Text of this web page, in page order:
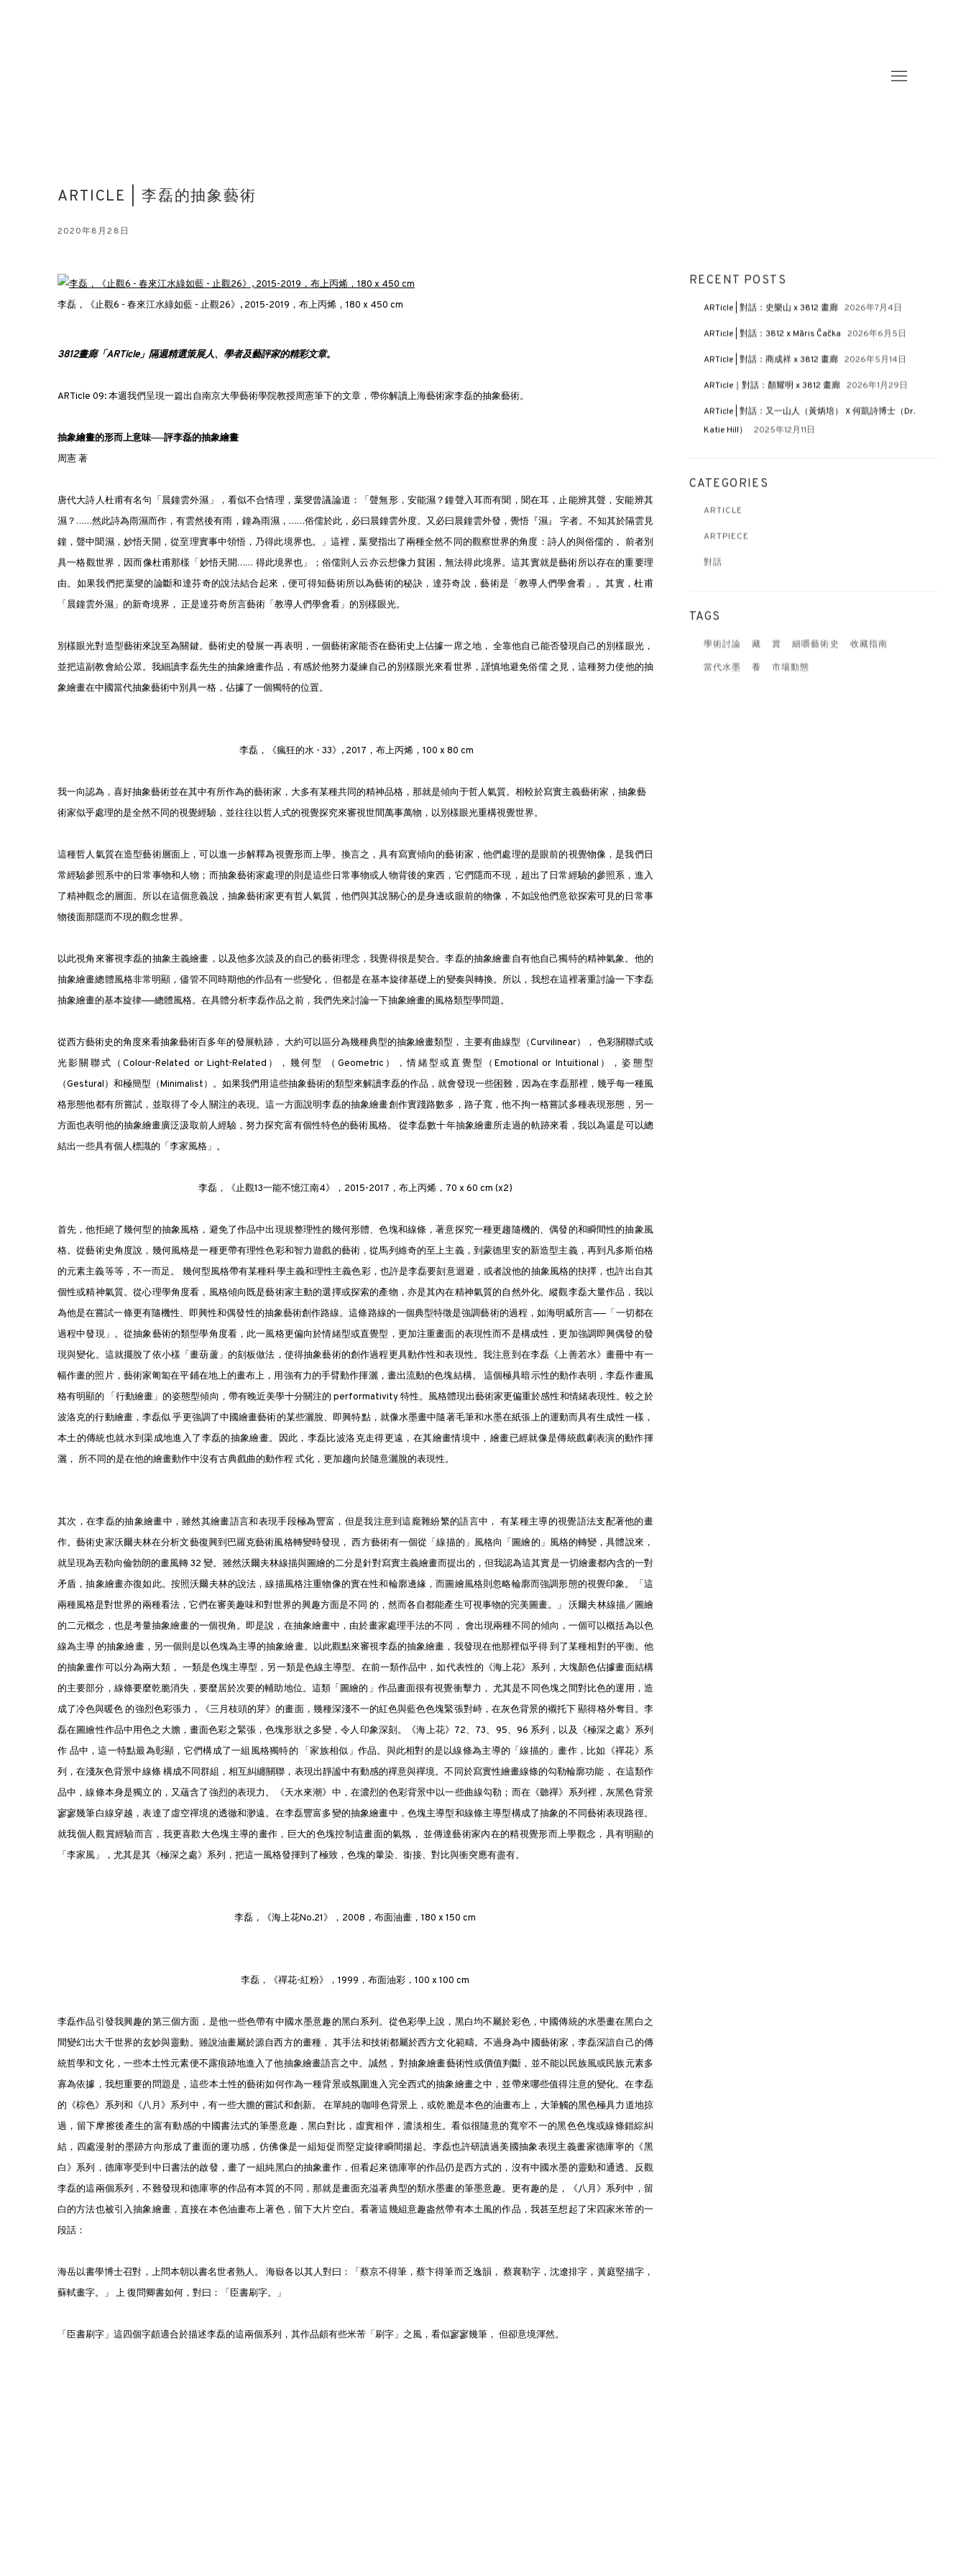
ARTICLE | 李磊的抽象藝術
2020年8月28日
李磊，《止觀6 - 春來江水綠如藍 - 止觀26》, 2015-2019，布上丙烯，180 x 450 cm
3812畫廊「ARTicle」隔週精選策展人、學者及藝評家的精彩文章。
ARTicle 09: 本週我們呈現一篇出自南京大學藝術學院教授周憲筆下的文章，帶你解讀上海藝術家李磊的抽象藝術。
抽象繪畫的形而上意味──評李磊的抽象繪畫
周憲 著
唐代大詩人杜甫有名句「晨鐘雲外濕」，看似不合情理，葉燮曾議論道：「聲無形，安能濕？鐘聲入耳而有聞，聞在耳，止能辨其聲，安能辨其
濕？……然此詩為雨濕而作，有雲然後有雨，鐘為雨濕，……俗儒於此，必曰晨鐘雲外度。又必曰晨鐘雲外發，覺悟『濕』 字者。不知其於隔雲見
鐘，聲中聞濕，妙悟天開，從至理實事中領悟，乃得此境界也。」這裡，葉燮指出了兩種全然不同的觀察世界的角度：詩人的與俗儒的， 前者別
具一格觀世界，因而像杜甫那樣「妙悟天開…… 得此境界也」；俗儒則人云亦云想像力貧困，無法得此境界。這其實就是藝術所以存在的重要理
由。如果我們把葉燮的論斷和達芬奇的說法結合起來，便可得知藝術所以為藝術的秘訣，達芬奇說，藝術是「教導人們學會看」。其實，杜甫
「晨鐘雲外濕」的新奇境界， 正是達芬奇所言藝術「教導人們學會看」的別樣眼光。
別樣眼光對造型藝術來說至為關鍵。藝術史的發展一再表明，一個藝術家能否在藝術史上佔據一席之地， 全靠他自己能否發現自己的別樣眼光，
並把這副教會給公眾。我細讀李磊先生的抽象繪畫作品，有感於他努力凝練自己的別樣眼光來看世界，謹慎地避免俗儒 之見，這種努力使他的抽
象繪畫在中國當代抽象藝術中別具一格，佔據了一個獨特的位置。
李磊，《瘋狂的水 - 33》, 2017，布上丙烯，100 x 80 cm
我一向認為，喜好抽象藝術並在其中有所作為的藝術家，大多有某種共同的精神品格，那就是傾向于哲人氣質。相較於寫實主義藝術家，抽象藝
術家似乎處理的是全然不同的視覺經驗，並往往以哲人式的視覺探究來審視世間萬事萬物，以別樣眼光重構視覺世界。
這種哲人氣質在造型藝術層面上，可以進一步解釋為視覺形而上學。換言之，具有寫實傾向的藝術家，他們處理的是眼前的視覺物像，是我們日
常經驗參照系中的日常事物和人物；而抽象藝術家處理的則是這些日常事物或人物背後的東西，它們隱而不現，超出了日常經驗的參照系，進入
了精神觀念的層面。所以在這個意義說，抽象藝術家更有哲人氣質，他們與其說關心的是身邊或眼前的物像，不如說他們意欲探索可見的日常事
物後面那隱而不現的觀念世界。
以此視角來審視李磊的抽象主義繪畫，以及他多次談及的自己的藝術理念，我覺得很是契合。李磊的抽象繪畫自有他自己獨特的精神氣象。他的
抽象繪畫總體風格非常明顯，儘管不同時期他的作品有一些變化， 但都是在基本旋律基礎上的變奏與轉換。所以，我想在這裡著重討論一下李磊
抽象繪畫的基本旋律──總體風格。在具體分析李磊作品之前，我們先來討論一下抽象繪畫的風格類型學問題。
從西方藝術史的角度來看抽象藝術百多年的發展軌跡， 大約可以區分為幾種典型的抽象繪畫類型， 主要有曲線型（Curvilinear）， 色彩關聯式或
光影關聯式（Colour-Related or Light-Related），幾何型 （Geometric），情緒型或直覺型（Emotional or Intuitional），姿態型
（Gestural）和極簡型（Minimalist）。如果我們用這些抽象藝術的類型來解讀李磊的作品，就會發現一些困難，因為在李磊那裡，幾乎每一種風
格形態他都有所嘗試，並取得了令人關注的表現。這一方面說明李磊的抽象繪畫創作實踐路數多，路子寬，他不拘一格嘗試多種表現形態，另一
方面也表明他的抽象繪畫廣泛汲取前人經驗，努力探究富有個性特色的藝術風格。 從李磊數十年抽象繪畫所走過的軌跡來看，我以為還是可以總
結出一些具有個人標識的「李家風格」。
李磊，《止觀13一能不憶江南4》，2015-2017，布上丙烯，70 x 60 cm (x2)
首先，他拒絕了幾何型的抽象風格，避免了作品中出現規整理性的幾何形體、色塊和線條，著意探究一種更趨隨機的、偶發的和瞬間性的抽象風
格。從藝術史角度說，幾何風格是一種更帶有理性色彩和智力遊戲的藝術，從馬列維奇的至上主義，到蒙德里安的新造型主義，再到凡多斯伯格
的元素主義等等，不一而足。 幾何型風格帶有某種科學主義和理性主義色彩，也許是李磊要刻意迴避，或者說他的抽象風格的抉擇，也許出自其
個性或精神氣質。從心理學角度看，風格傾向既是藝術家主動的選擇或探索的產物，亦是其內在精神氣質的自然外化。縱觀李磊大量作品，我以
為他是在嘗試一條更有隨機性、即興性和偶發性的抽象藝術創作路線。這條路線的一個典型特徵是強調藝術的過程，如海明威所言──「一切都在
過程中發現」。從抽象藝術的類型學角度看，此一風格更偏向於情緒型或直覺型，更加注重畫面的表現性而不是構成性，更加強調即興偶發的發
現與變化。這就擺脫了依小樣「畫葫蘆」的刻板做法，使得抽象藝術的創作過程更具動作性和表現性。我注意到在李磊《上善若水》畫冊中有一
幅作畫的照片，藝術家匍匐在平鋪在地上的畫布上，用強有力的手臂動作揮灑，畫出流動的色塊結構。 這個極具暗示性的動作表明，李磊作畫風
格有明顯的 「行動繪畫」的姿態型傾向，帶有晚近美學十分關注的 performativity 特性。風格體現出藝術家更偏重於感性和情緒表現性。較之於
波洛克的行動繪畫，李磊似 乎更強調了中國繪畫藝術的某些灑脫、即興特點，就像水墨畫中隨著毛筆和水墨在紙張上的運動而具有生成性一樣，
本土的傳統也就水到渠成地進入了李磊的抽象繪畫。因此，李磊比波洛克走得更遠，在其繪畫情境中，繪畫已經就像是傳統戲劇表演的動作揮
灑， 所不同的是在他的繪畫動作中沒有古典戲曲的動作程 式化，更加趨向於隨意灑脫的表現性。
其次，在李磊的抽象繪畫中，雖然其繪畫語言和表現手段極為豐富，但是我注意到這龐雜紛繁的語言中， 有某種主導的視覺語法支配著他的畫
作。藝術史家沃爾夫林在分析文藝復興到巴羅克藝術風格轉變時發現， 西方藝術有一個從「線描的」風格向「圖繪的」風格的轉變，具體說來，
就呈現為丟勒向倫勃朗的畫風轉 32 變。雖然沃爾夫林線描與圖繪的二分是針對寫實主義繪畫而提出的，但我認為這其實是一切繪畫都內含的一對
矛盾，抽象繪畫亦復如此。按照沃爾夫林的說法，線描風格注重物像的實在性和輪廓邊緣，而圖繪風格則忽略輪廓而強調形態的視覺印象。「這
兩種風格是對世界的兩種看法，它們在審美趣味和對世界的興趣方面是不同 的，然而各自都能產生可視事物的完美圖畫。」 沃爾夫林線描／圖繪
的二元概念，也是考量抽象繪畫的一個視角。即是說，在抽象繪畫中，由於畫家處理手法的不同， 會出現兩種不同的傾向，一個可以概括為以色
線為主導 的抽象繪畫，另一個則是以色塊為主導的抽象繪畫。以此觀點來審視李磊的抽象繪畫，我發現在他那裡似乎得 到了某種相對的平衡。他
的抽象畫作可以分為兩大類， 一類是色塊主導型，另一類是色線主導型。在前一類作品中，如代表性的《海上花》系列，大塊顏色佔據畫面結構
的主要部分，線條要麼乾脆消失，要麼居於次要的輔助地位。這類「圖繪的」作品畫面很有視覺衝擊力， 尤其是不同色塊之間對比色的運用，造
成了冷色與暖色 的強烈色彩張力，《三月枝頭的芽》的畫面，幾種深淺不一的紅色與藍色色塊緊張對峙，在灰色背景的襯托下 顯得格外奪目。李
磊在圖繪性作品中用色之大膽，畫面色彩之緊張，色塊形狀之多變，令人印象深刻。《海上花》72、73、95、96 系列，以及《極深之處》系列
作 品中，這一特點最為彰顯，它們構成了一組風格獨特的 「家族相似」作品。與此相對的是以線條為主導的「線描的」畫作，比如《禪花》系
列，在淺灰色背景中線條 構成不同群組，相互糾纏關聯，表現出靜謐中有動感的禪意與禪境。不同於寫實性繪畫線條的勾勒輪廓功能， 在這類作
品中，線條本身是獨立的，又蘊含了強烈的表現力。《天水來潮》中，在濃烈的色彩背景中以一些曲線勾勒；而在《聽禪》系列裡，灰黑色背景
寥寥幾筆白線穿越，表達了虛空禪境的透徹和渺遠。在李磊豐富多變的抽象繪畫中，色塊主導型和線條主導型構成了抽象的不同藝術表現路徑。
就我個人觀賞經驗而言，我更喜歡大色塊主導的畫作，巨大的色塊控制這畫面的氣氛， 並傳達藝術家內在的精視覺形而上學觀念，具有明顯的
「李家風」，尤其是其《極深之處》系列，把這一風格發揮到了極致，色塊的暈染、銜接、對比與衝突應有盡有。
李磊，《海上花No.21》，2008，布面油畫，180 x 150 cm
李磊，《禪花-紅粉》，1999，布面油彩，100 x 100 cm
李磊作品引發我興趣的第三個方面，是他一些色帶有中國水墨意趣的黑白系列。從色彩學上說，黑白均不屬於彩色，中國傳統的水墨畫在黑白之
間變幻出大千世界的玄妙與靈動。雖說油畫屬於源自西方的畫種， 其手法和技術都屬於西方文化範疇。不過身為中國藝術家，李磊深諳自己的傳
統哲學和文化，一些本土性元素便不露痕跡地進入了他抽象繪畫語言之中。誠然， 對抽象繪畫藝術性或價值判斷，並不能以民族風或民族元素多
寡為依據，我想重要的問題是，這些本土性的藝術如何作為一種背景或氛圍進入完全西式的抽象繪畫之中，並帶來哪些值得注意的變化。在李磊
的《棕色》系列和《八月》系列中，有一些大膽的嘗試和創新。 在單純的咖啡色背景上，或乾脆是本色的油畫布上，大筆觸的黑色極具力道地掠
過，留下摩擦後產生的富有動感的中國書法式的筆墨意趣，黑白對比，虛實相伴，濃淡相生。看似很隨意的寬窄不一的黑色色塊或線條錯綜糾
結，四處漫射的墨跡方向形成了畫面的運功感，仿佛像是一組短促而堅定旋律瞬間揚起。李磊也許研讀過美國抽象表現主義畫家德庫寧的《黑
白》系列，德庫寧受到中日書法的啟發，畫了一組純黑白的抽象畫作，但看起來德庫寧的作品仍是西方式的，沒有中國水墨的靈動和通透。反觀
李磊的這兩個系列，不難發現和德庫寧的作品有本質的不同，那就是畫面充溢著典型的類水墨畫的筆墨意趣。更有趣的是，《八月》系列中，留
白的方法也被引入抽象繪畫，直接在本色油畫布上著色，留下大片空白。看著這幾組意趣盎然帶有本土風的作品，我甚至想起了宋四家米芾的一
段話：
海岳以書學博士召對，上問本朝以書名世者熟人。 海嶽各以其人對曰：「蔡京不得筆，蔡卞得筆而乏逸韻， 蔡襄勒字，沈遼排字，黃庭堅描字，
蘇軾畫字。」 上 復問卿書如何，對曰：「臣書刷字。」
「臣書刷字」這四個字頗適合於描述李磊的這兩個系列，其作品頗有些米芾「刷字」之風，看似寥寥幾筆， 但卻意境渾然。
RECENT POSTS
ARTicle | 對話：史樂山 x 3812 畫廊 2026年7月4日
ARTicle | 對話：3812 x Māris Čačka 2026年6月5日
ARTicle | 對話：商成祥 x 3812 畫廊 2026年5月14日
ARTicle｜對話：顏耀明 x 3812 畫廊 2026年1月29日
ARTicle | 對話：又一山人（黃炳培） X 何凱詩博士（Dr.
Katie Hill）
2025年12月11日
CATEGORIES
ARTICLE
ARTPIECE
對話
TAGS
學術討論 藏 賞 細嚼藝術史 收藏指南
當代水墨 養 市場動態